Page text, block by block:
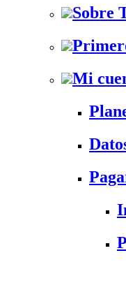
Sobre
Mi